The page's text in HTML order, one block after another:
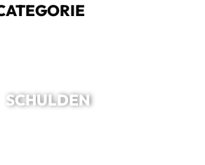
SCHULDEN